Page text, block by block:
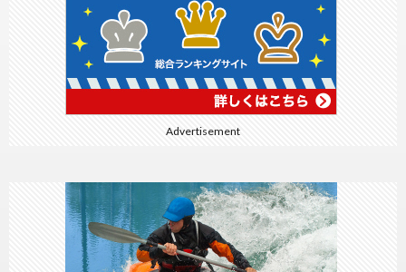
Advertisement